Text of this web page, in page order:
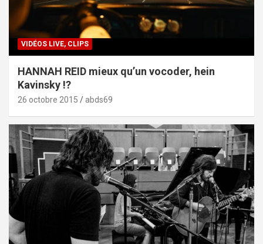
VIDÉOS LIVE, CLIPS
HANNAH REID mieux qu’un vocoder, hein
Kavinsky !?
26 octobre 2015 abds69